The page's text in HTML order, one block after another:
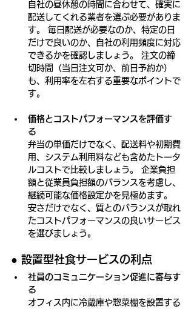
自社の昼休憩の時間に合わせて、確実に
配送してくれる業者を選ぶ必要がありま
す。 毎日配送が必要なのか、特定の日
だけで良いのか、自社の利用頻度に対応
できるかを確認しましょう。 注文の締
切時間（当日注文可か、前日予約か）
も、利用率を左右する重要なポイントで
す。
価格とコストパフォーマンスを評価す
る
弁当の単価だけでなく、配送料や初期費
用、システム利用料なども含めたトータ
ルコストで比較しましょう。 企業負担
額と従業員負担額のバランスを考慮し、
継続可能な価格設定かを見極めます。
安さだけでなく、質とのバランスが取れ
たコストパフォーマンスの良いサービス
を選びましょう。
● 設置型社食サービスの利点
社員のコミュニケーション促進に寄与す
る
オフィス内に冷蔵庫や惣菜棚を設置する